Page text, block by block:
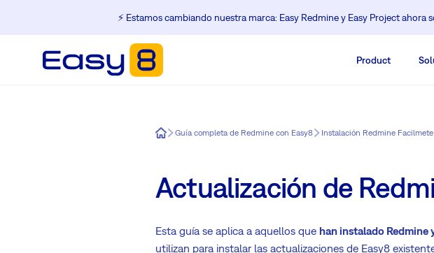
⚡️ Estamos cambiando nuestra marca: Easy Redmine y Easy Project
Product
Easy8Guía completa de Redmine con Easy8 Instalación Redmine Facilmete
Actualización de
Esta guía se aplica a aquellos que han instalado Redmine
utilizan para instalar las actualizaciones de Easy8